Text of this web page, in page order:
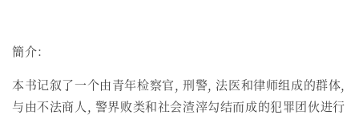
簡介：
本书记叙了一个由青年检察官, 刑警, 法医和律师组成的群体,
与由不法商人, 警界败类和社会渣滓勾结而成的犯罪团伙进行